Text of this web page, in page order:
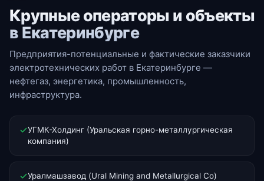
Крупные операторы и объекты
в Екатеринбурге
Предприятия-потенциальные и фактические заказчики
электротехнических работ в Екатеринбурге —
нефтегаз, энергетика, промышленность,
инфраструктура.
УГМК-Холдинг (Уральская горно-металлургическая
компания)
Уралмашзавод (Ural Mining and Metallurgical Co)